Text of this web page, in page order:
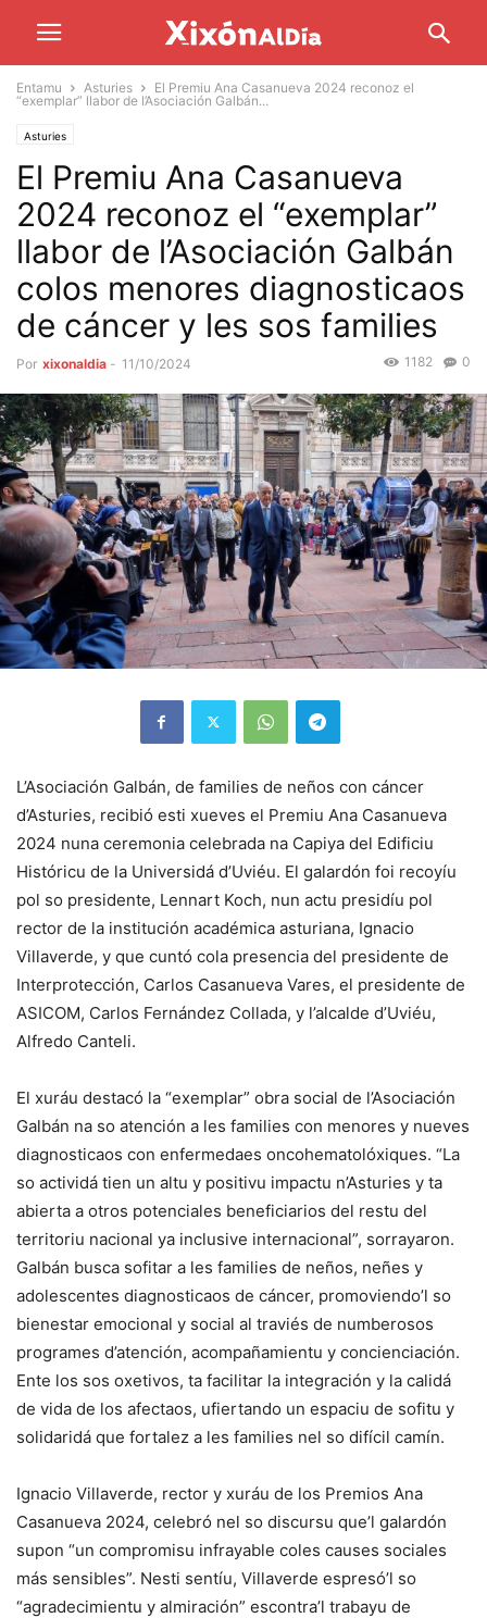
Entamu Asturies
El Premiu Ana Casanueva 2024 reconoz el
“exemplar” llabor de l’Asociación Galbán...
Asturies
El Premiu Ana Casanueva
2024 reconoz el “exemplar”
llabor de l’Asociación Galbán
colos menores diagnosticaos
de cáncer y les sos families
Por xixonaldia - 11/10/2024 0
1182
L’Asociación Galbán, de families de neños con cáncer
d’Asturies, recibió esti xueves el Premiu Ana Casanueva
2024 nuna ceremonia celebrada na Capiya del Edificiu
Históricu de la Universidá d’Uviéu. El galardón foi recoyíu
pol so presidente, Lennart Koch, nun actu presidíu pol
rector de la institución académica asturiana, Ignacio
Villaverde, y que cuntó cola presencia del presidente de
Interprotección, Carlos Casanueva Vares, el presidente de
ASICOM, Carlos Fernández Collada, y l’alcalde d’Uviéu,
Alfredo Canteli.
El xuráu destacó la “exemplar” obra social de l’Asociación
Galbán na so atención a les families con menores y nueves
diagnosticaos con enfermedaes oncohematolóxiques. “La
so actividá tien un altu y positivu impactu n’Asturies y ta
abierta a otros potenciales beneficiarios del restu del
territoriu nacional ya inclusive internacional”, sorrayaron.
Galbán busca sofitar a les families de neños, neñes y
adolescentes diagnosticaos de cáncer, promoviendo’l so
bienestar emocional y social al traviés de numberosos
programes d’atención, acompañamientu y concienciación.
Ente los sos oxetivos, ta facilitar la integración y la calidá
de vida de los afectaos, ufiertando un espaciu de sofitu y
solidaridá que fortalez a les families nel so difícil camín.
Ignacio Villaverde, rector y xuráu de los Premios Ana
Casanueva 2024, celebró nel so discursu que’l galardón
supon “un compromisu infrayable coles causes sociales
más sensibles”. Nesti sentíu, Villaverde espresó’l so
“agradecimientu y almiración” escontra’l trabayu de